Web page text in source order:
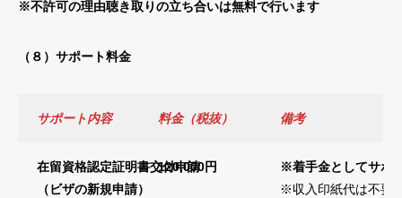
※不許可の理由聴き取りの立ち合いは無料で行います
（８）サポート料金
サポート内容 料金（税抜） 備考
在留資格認定証明書交付申請
（ビザの新規申請）
120,000円
※着手金としてサポ
※収入印紙代は不要